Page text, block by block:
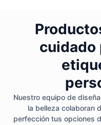
cuidado
Nuestro equipo de
la belleza colaboran
perfección tus opciones